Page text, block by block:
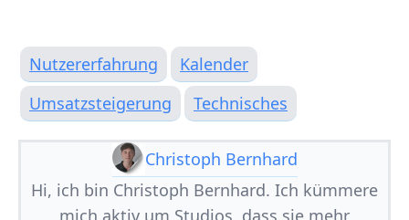
Nutzererfahrung
Kalender
Umsatzsteigerung
Technisches
Christoph Bernhard
Hi, ich bin Christoph Bernhard. Ich kümmere
mich aktiv um Studios, dass sie mehr